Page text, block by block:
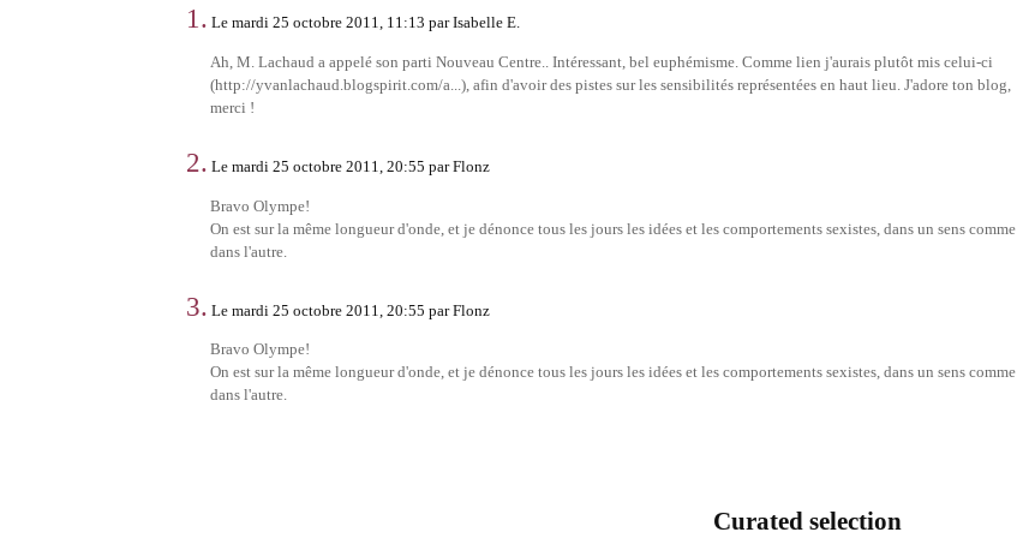
1. Le mardi 25 octobre 2011, 11:13 par Isabelle E.
Ah, M. Lachaud a appelé son parti Nouveau Centre.. Intéressant, bel euphémisme. Comme lien j'aurais plutôt mis celui-ci
(http://yvanlachaud.blogspirit.com/a...), afin d'avoir des pistes sur les sensibilités représentées en haut lieu. J'adore ton blog,
merci !
2. Le mardi 25 octobre 2011, 20:55 par Flonz
Bravo Olympe!
On est sur la même longueur d'onde, et je dénonce tous les jours les idées et les comportements sexistes, dans un sens comme
dans l'autre.
3. Le mardi 25 octobre 2011, 20:55 par Flonz
Bravo Olympe!
On est sur la même longueur d'onde, et je dénonce tous les jours les idées et les comportements sexistes, dans un sens comme
dans l'autre.
Curated selection